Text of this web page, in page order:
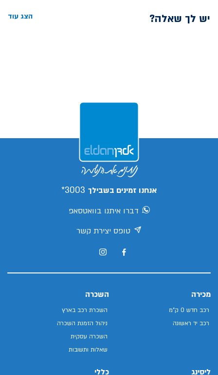
יש לך שאלה? הצג עוד
אנחנו זמינים בשבילך 3003*
דברו איתנו בוואטסאפ
טופס יצירת קשר
מכירה
רכב חדש 0 ק"מ
רכב יד ראשונה
השכרה
השכרת רכב בארץ
ניהול הזמנת השכרה
השכרה עסקית
שאלות ותשובות
ליסינג כללי